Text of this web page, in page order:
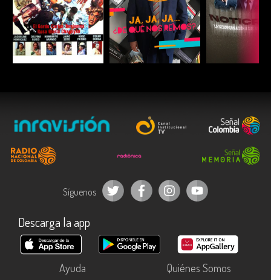
ESCUCHAR ESCUCHAR
Síguenos
Descarga la app
Ayuda
Quiénes Somos